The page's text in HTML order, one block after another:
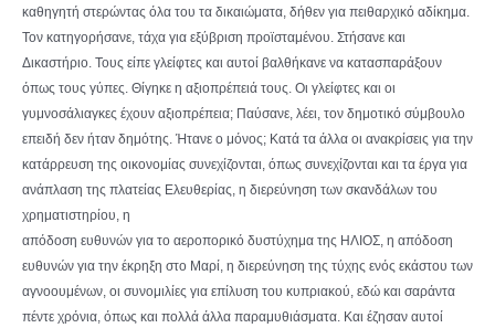
καθηγητή στερώντας όλα του τα δικαιώματα, δήθεν για πειθαρχικό αδίκημα.
Τον κατηγορήσανε, τάχα για εξύβριση προϊσταμένου. Στήσανε και
Δικαστήριο. Τους είπε γλείφτες και αυτοί βαλθήκανε να κατασπαράξουν
όπως τους γύπες. Θίγηκε η αξιοπρέπειά τους. Οι γλείφτες και οι
γυμνοσάλιαγκες έχουν αξιοπρέπεια; Παύσανε, λέει, τον δημοτικό σύμβουλο
επειδή δεν ήταν δημότης. Ήτανε ο μόνος; Κατά τα άλλα οι ανακρίσεις για την
κατάρρευση της οικονομίας συνεχίζονται, όπως συνεχίζονται και τα έργα για
ανάπλαση της πλατείας Ελευθερίας, η διερεύνηση των σκανδάλων του
χρηματιστηρίου, η
απόδοση ευθυνών για το αεροπορικό δυστύχημα της ΗΛΙΟΣ, η απόδοση
ευθυνών για την έκρηξη στο Μαρί, η διερεύνηση της τύχης ενός εκάστου των
αγνοουμένων, οι συνομιλίες για επίλυση του κυπριακού, εδώ και σαράντα
πέντε χρόνια, όπως και πολλά άλλα παραμυθιάσματα. Και έζησαν αυτοί